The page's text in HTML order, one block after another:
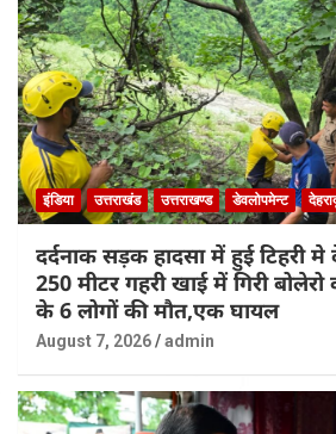
इंडिया उत्तराखंड उत्तराखण्ड डेवलोपमेन्ट
दर्दनाक सड़क हादसा में हुई टिहरी
250 मीटर गहरी खाई में गिरी बोलेरो
के 6 लोगों की मौत,एक घायल
August 7, 2026 admin